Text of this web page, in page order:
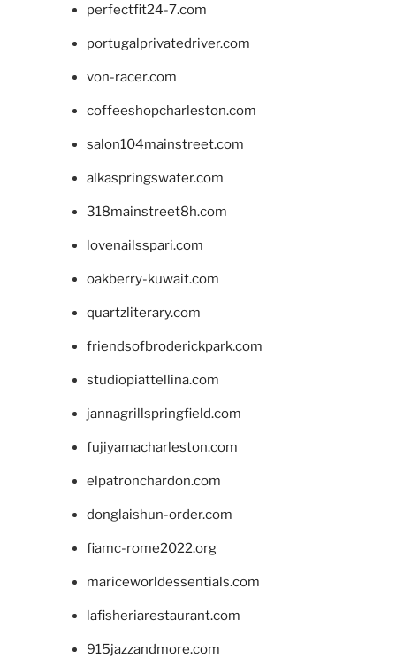
perfectfit24-7.com
portugalprivatedriver.com
von-racer.com
coffeeshopcharleston.com
salon104mainstreet.com
alkaspringswater.com
318mainstreet8h.com
lovenailsspari.com
oakberry-kuwait.com
quartzliterary.com
friendsofbroderickpark.com
studiopiattellina.com
jannagrillspringfield.com
fujiyamacharleston.com
elpatronchardon.com
donglaishun-order.com
fiamc-rome2022.org
mariceworldessentials.com
lafisheriarestaurant.com
915jazzandmore.com